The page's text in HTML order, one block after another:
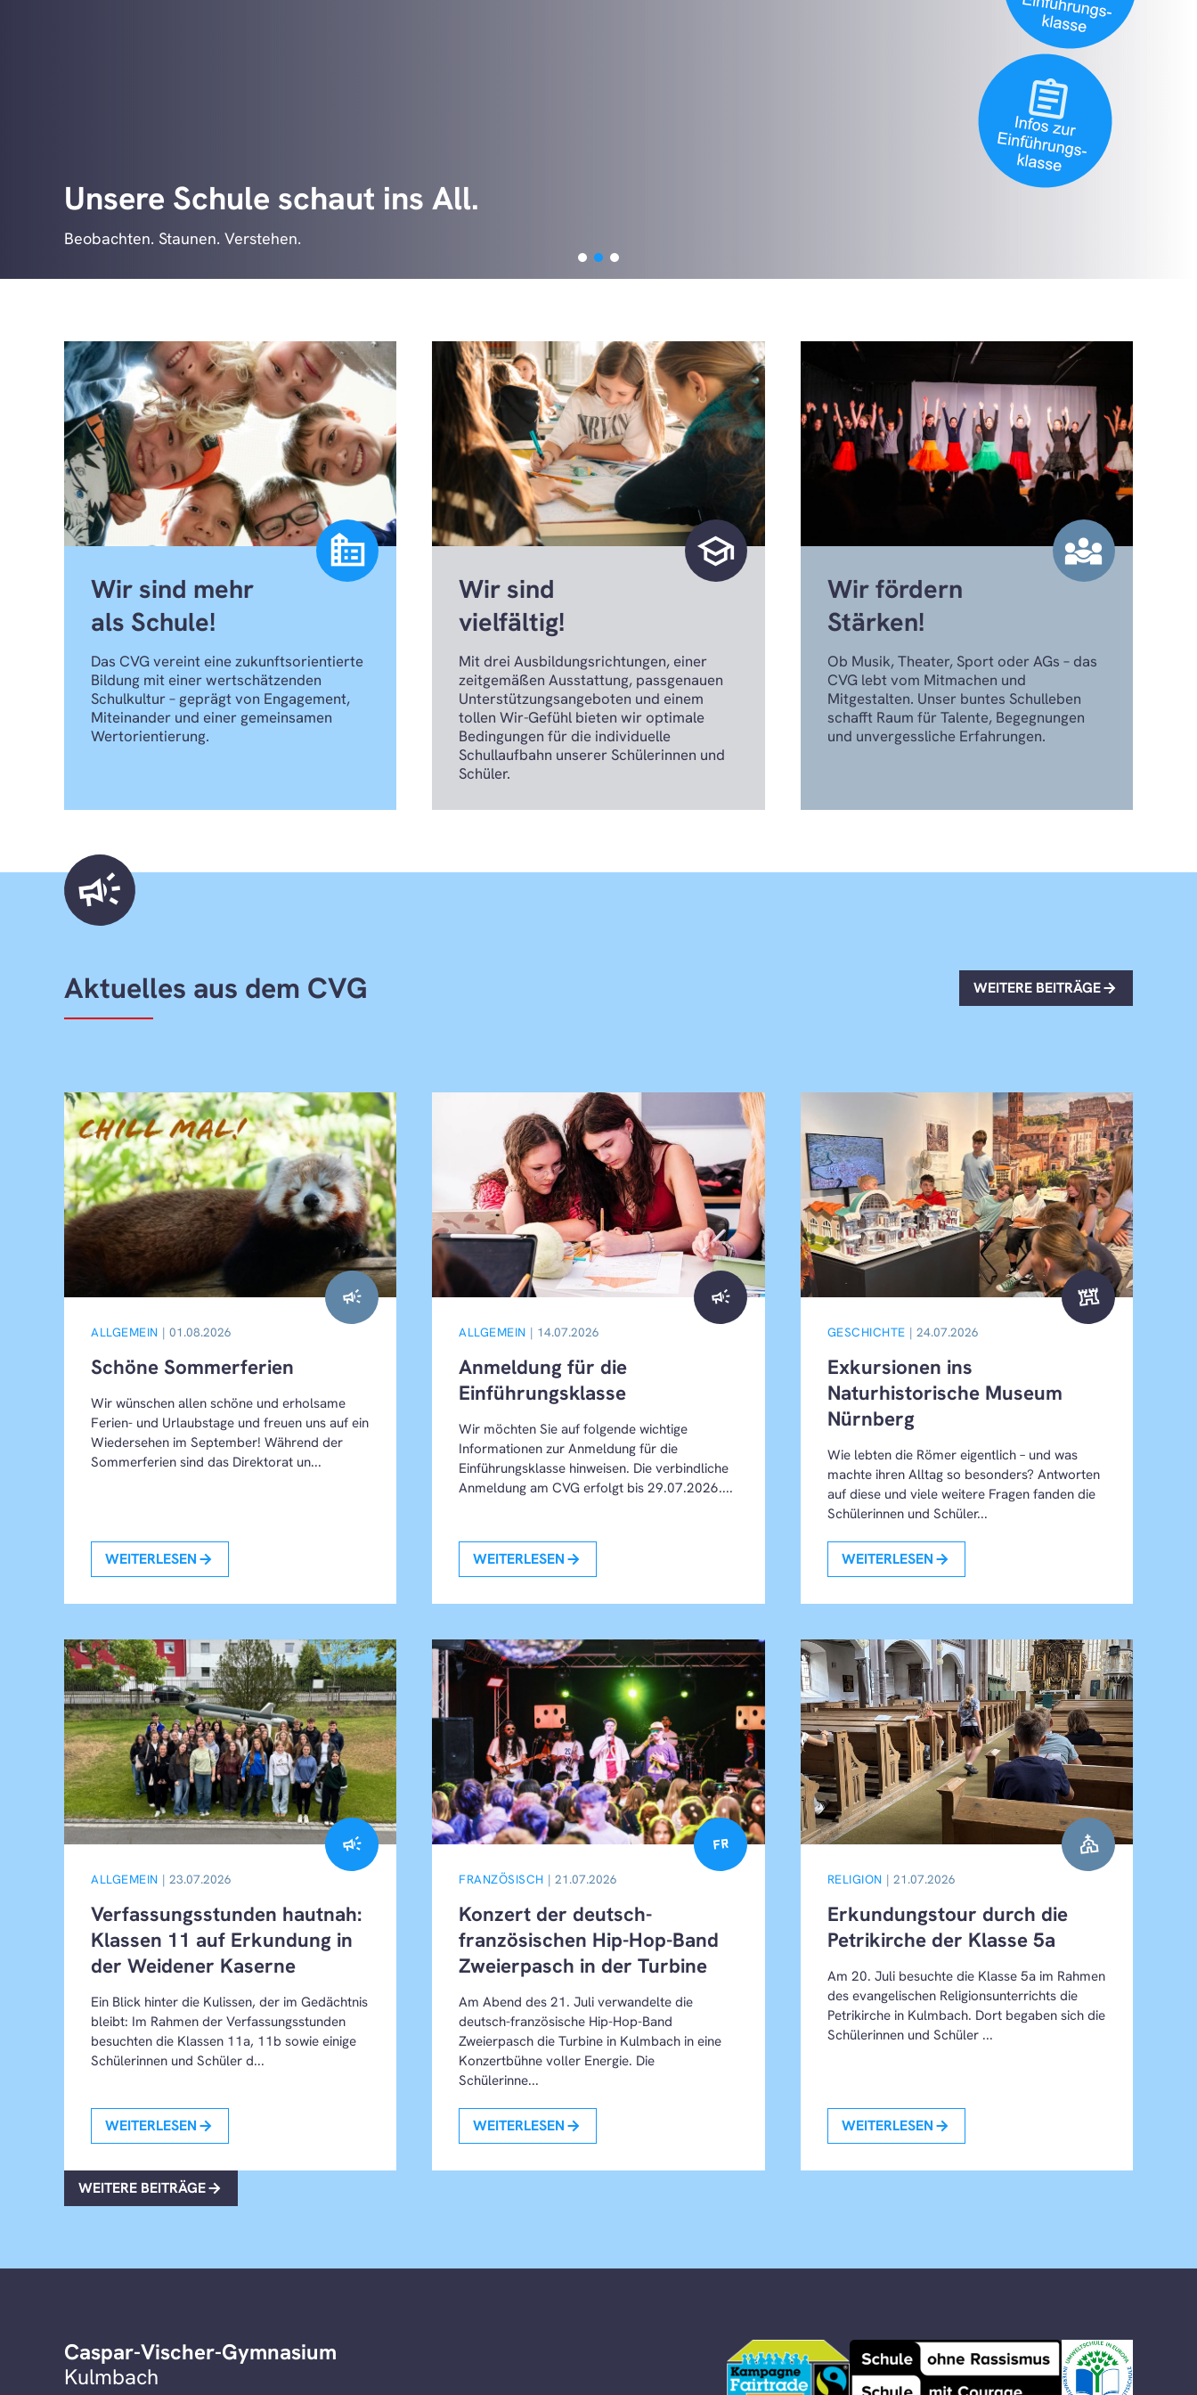
source_environment
Wir sind mehr
als Schule!
Das CVG vereint eine zukunftsorientierte
Bildung mit einer wertschätzenden
Schulkultur – geprägt von Engagement,
Miteinander und einer gemeinsamen
Wertorientierung.
school
Wir sind
vielfältig!
Mit drei Ausbildungsrichtungen, einer
zeitgemäßen Ausstattung, passgenauen
Unterstützungsangeboten und einem
tollen Wir-Gefühl bieten wir optimale
Bedingungen für die individuelle
Schullaufbahn unserer Schülerinnen und
Schüler.
diversity_3
Wir fördern
Stärken!
Ob Musik, Theater, Sport oder AGs – das
CVG lebt vom Mitmachen und
Mitgestalten. Unser buntes Schulleben
schafft Raum für Talente, Begegnungen
und unvergessliche Erfahrungen.
campaign
Aktuelles aus dem CVG WEITERE BEITRÄGE
campaign
ALLGEMEIN | 01.08.2026
Schöne Sommerferien
Wir wünschen allen schöne und erholsame
Ferien- und Urlaubstage und freuen uns auf ein
Wiedersehen im September! Während der
Sommerferien sind das Direktorat un...
WEITERLESEN
campaign
ALLGEMEIN | 14.07.2026
Anmeldung für die
Einführungsklasse
Wir möchten Sie auf folgende wichtige
Informationen zur Anmeldung für die
Einführungsklasse hinweisen. Die verbindliche
Anmeldung am CVG erfolgt bis 29.07.2026....
WEITERLESEN
fort
GESCHICHTE | 24.07.2026
Exkursionen ins
Naturhistorische Museum
Nürnberg
Wie lebten die Römer eigentlich – und was
machte ihren Alltag so besonders? Antworten
auf diese und viele weitere Fragen fanden die
Schülerinnen und Schüler...
WEITERLESEN
campaign
ALLGEMEIN | 23.07.2026
Verfassungsstunden hautnah:
Klassen 11 auf Erkundung in
der Weidener Kaserne
Ein Blick hinter die Kulissen, der im Gedächtnis
bleibt: Im Rahmen der Verfassungsstunden
besuchten die Klassen 11a, 11b sowie einige
Schülerinnen und Schüler d...
WEITERLESEN
language_french
FRANZÖSISCH | 21.07.2026
Konzert der deutsch-
französischen Hip-Hop-Band
Zweierpasch in der Turbine
Am Abend des 21. Juli verwandelte die
deutsch-französische Hip-Hop-Band
Zweierpasch die Turbine in Kulmbach in eine
Konzertbühne voller Energie. Die
Schülerinne...
WEITERLESEN
church
RELIGION | 21.07.2026
Erkundungstour durch die
Petrikirche der Klasse 5a
Am 20. Juli besuchte die Klasse 5a im Rahmen
des evangelischen Religionsunterrichts die
Petrikirche in Kulmbach. Dort begaben sich die
Schülerinnen und Schüler ...
WEITERLESEN
WEITERE BEITRÄGE
Caspar-Vischer-Gymnasium
Kulmbach